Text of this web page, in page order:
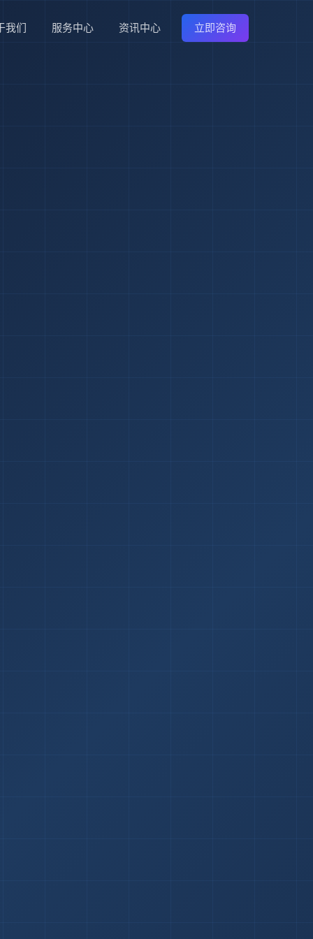
我们 服务中心 资讯中心 立即咨询